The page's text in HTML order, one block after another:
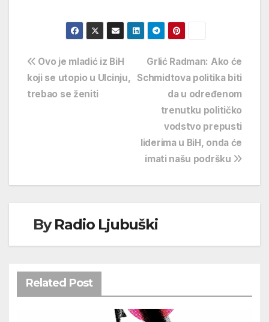
Navigacija
objava
Grlić Radman: Ako će
Schmidtova politika biti
da u određenom
trenutku političko
vodstvo prepusti
liderima u BiH, onda će
imati našu podršku
Ovo je mladić iz BiH
koji se utopio u Ulcinju,
trebao se ženiti
ByRadio Ljubuški
Related Post